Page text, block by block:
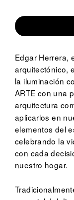
Edgar Herrera,
arquitectónico,
la iluminación
ARTE con una
arquitectura
aplicarlos en
elementos del
celebrando la
con cada
nuestro hogar.